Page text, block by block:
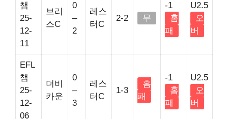
챔
25-
12-
11
브리
스C
0
–
2
레스
터C
2-2 무
-1
홈
패
U2.5
오
버
EFL
챔
25-
12-
06
더비
카운
0
–
3
레스
터C
1-3
홈
패
-1
홈
패
U2.5
오
버